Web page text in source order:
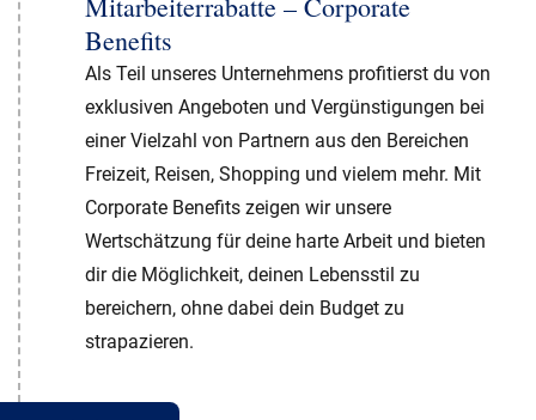
Benefits
Als Teil unseres Unternehmens profitierst du von
exklusiven Angeboten und Vergünstigungen bei
einer Vielzahl von Partnern aus den Bereichen
Freizeit, Reisen, Shopping und vielem mehr. Mit
Corporate Benefits zeigen wir unsere
Wertschätzung für deine harte Arbeit und bieten
dir die Möglichkeit, deinen Lebensstil zu
bereichern, ohne dabei dein Budget zu
strapazieren.